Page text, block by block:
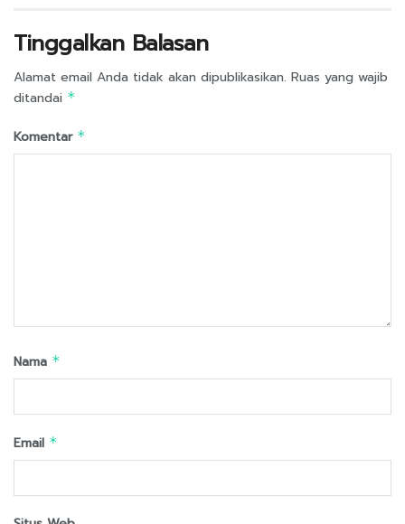
Tinggalkan Balasan
Alamat email Anda tidak akan dipublikasikan. Ruas yang wajib
ditandai *
Komentar *
Nama *
Email *